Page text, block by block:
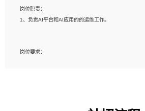
4、熟练使用oracle、mysql进行开发；
5、熟悉流程开发如使用activiti；
岗位职责：
1、负责AI平台和AI应用的的运维工作。
岗位要求：